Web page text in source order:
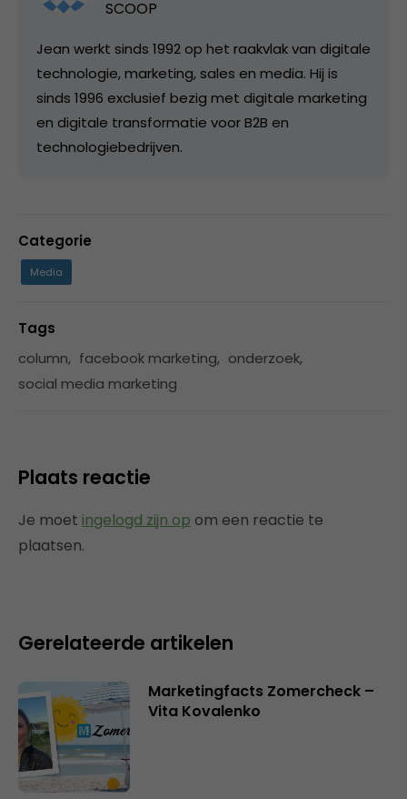
SCOOP
Jean werkt sinds 1992 op het raakvlak van digitale
technologie, marketing, sales en media. Hij is
sinds 1996 exclusief bezig met digitale marketing
en digitale transformatie voor B2B en
technologiebedrijven.
Categorie
Media
Tags
column, facebook marketing, onderzoek,
social media marketing
Plaats reactie
Je moet ingelogd zijn op om een reactie te
plaatsen.
Gerelateerde artikelen
Marketingfacts Zomercheck –
Vita Kovalenko